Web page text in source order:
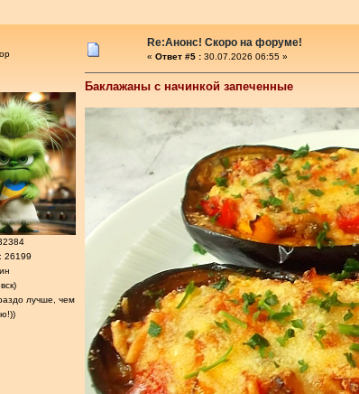
26199
лучше, чем
Re:Анонс! Скоро на форуме!
« Ответ #5 : 30.07.2026 06:55 »
Баклажаны с начинкой запеченные